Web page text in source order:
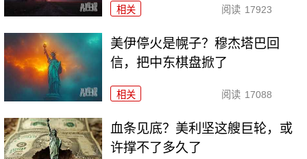
相关 阅读 17923
美伊停火是幌子？穆杰塔巴回
信，把中东棋盘掀了
相关 阅读 17088
血条见底？美利坚这艘巨轮，或
许撑不了多久了